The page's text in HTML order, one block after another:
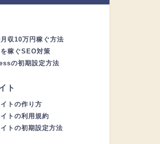
収10万円稼ぐ方法
稼ぐSEO対策
の初期設定方法
ト
トの作り方
トの利用規約
トの初期設定方法